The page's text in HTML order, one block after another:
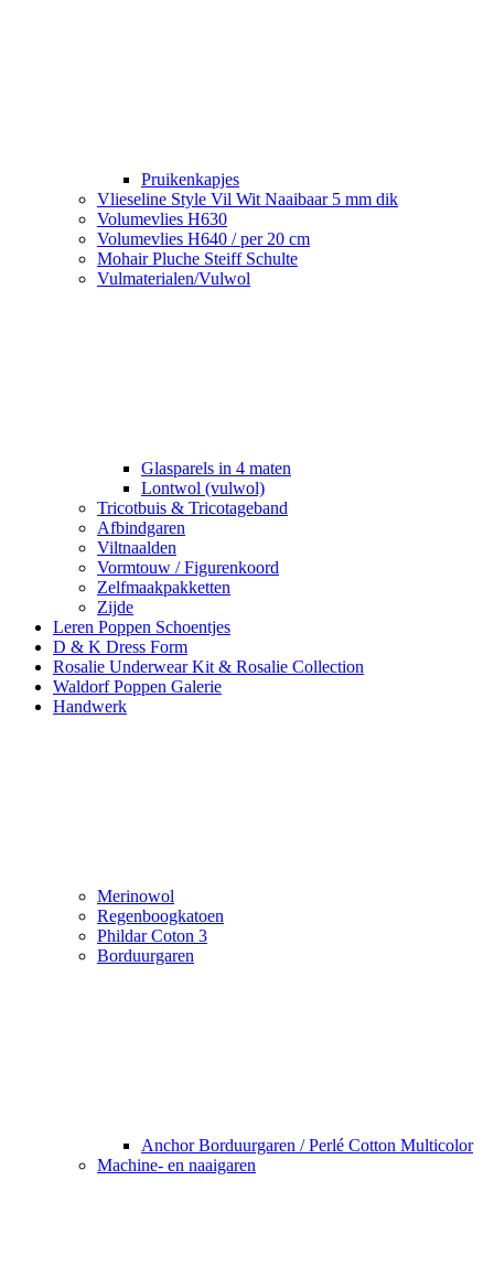
Pruikenkapjes
Vlieseline Style Vil Wit Naaibaar 5 mm dik
Volumevlies H630
Volumevlies H640 / per 20 cm
Mohair Pluche Steiff Schulte
Vulmaterialen/Vulwol
Glasparels in 4 maten
Lontwol (vulwol)
Tricotbuis & Tricotageband
Afbindgaren
Viltnaalden
Vormtouw / Figurenkoord
Zelfmaakpakketten
Zijde
Leren Poppen Schoentjes
D & K Dress Form
Rosalie Underwear Kit & Rosalie Collection
Waldorf Poppen Galerie
Handwerk
Merinowol
Regenboogkatoen
Phildar Coton 3
Borduurgaren
Anchor Borduurgaren / Perlé Cotton Multicolor
Machine- en naaigaren